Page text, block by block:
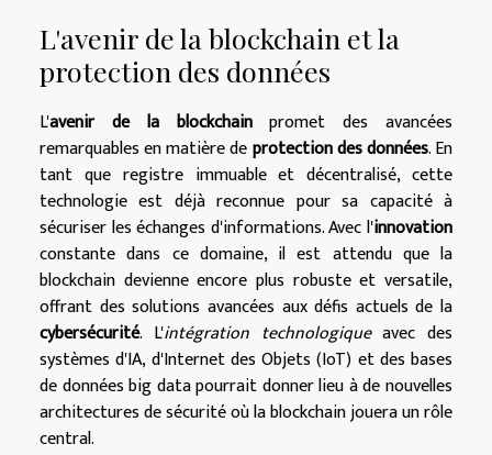
L'avenir de la blockchain et la
protection des données
L'avenir de la blockchainpromet des avancées
remarquables en matière deprotection des données. En
tant que registre immuable et décentralisé, cette
technologie est déjà reconnue pour sa capacité à
sécuriser les échanges d'informations. Avec l'innovation
constante dans ce domaine, il est attendu que la
blockchain devienne encore plus robuste et versatile,
offrant des solutions avancées aux défis actuels de la
cybersécurité. L'intégration technologiqueavec des
systèmes d'IA, d'Internet des Objets (IoT) et des bases
de données big data pourrait donner lieu à de nouvelles
architectures de sécurité où la blockchain jouera un rôle
central.